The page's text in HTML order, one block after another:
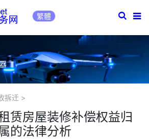
繁體
拆迁>
赁房屋装修补偿权益归
的法律分析